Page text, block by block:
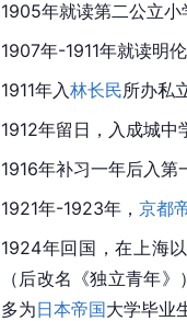
1905年就读第二公立小
1907年-1911年就读明
1911年入林长民所办私
1912年留日，入成城中
1916年补习一年后入
1921年-1923年， 京都
1924年回国，在上海
（后改名《独立青年
多为日本帝国大学毕业